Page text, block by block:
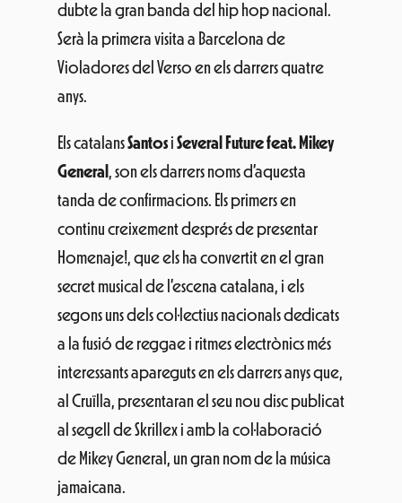
dubte la gran banda del hip hop nacional.
Serà la primera visita a Barcelona de
Violadores del Verso en els darrers quatre
anys.
Els catalansSantos i Several Future feat. Mikey
General , son els darrers noms d’aquesta
tanda de confirmacions. Els primers en
continu creixement després de presentar
Homenaje!, que els ha convertit en el gran
secret musical de l’escena catalana, i els
segons uns dels col·lectius nacionals dedicats
a la fusió de reggae i ritmes electrònics més
interessants apareguts en els darrers anys que,
al Cruïlla, presentaran el seu nou disc publicat
al segell de Skrillex i amb la col·laboració
de Mikey General, un gran nom de la música
jamaicana.